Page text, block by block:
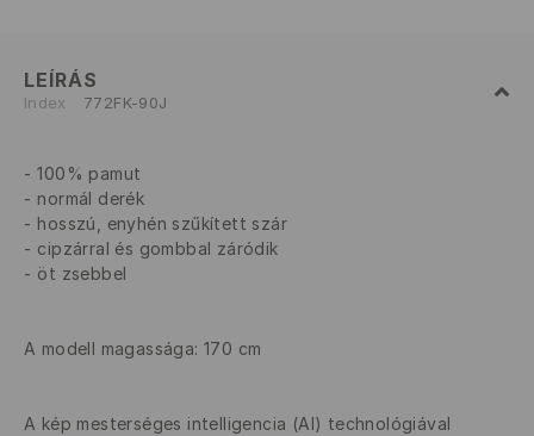
LEÍRÁS
Index 772FK-90J
100% pamut
normál derék
hosszú, enyhén szűkített szár
cipzárral és gombbal záródik
öt zsebbel
A modell magassága: 170 cm
A kép mesterséges intelligencia (AI) technológiával